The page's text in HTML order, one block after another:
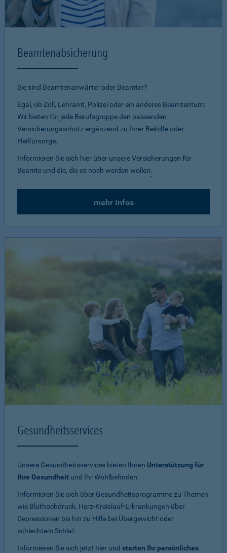
Beamtenabsicherung
Sie sind Beamtenanwärter oder Beamter?
Egal, ob Zoll, Lehramt, Polizei oder ein anderes Beamtentum:
Wir bieten für jede Berufsgruppe den passenden
Versicherungsschutz ergänzend zu Ihrer Beihilfe oder
Heilfürsorge.
Informieren Sie sich hier über unsere Versicherungen für
Beamte und die, die es noch werden wollen.
mehr Infos
Gesundheitsservices
Unsere Gesundheitsservices bieten Ihnen Unterstützung für
Ihre Gesundheit und Ihr Wohlbefinden.
Informieren Sie sich über Gesundheitsprogramme zu Themen
wie Bluthochdruck, Herz-Kreislauf-Erkrankungen über
Depressionen bis hin zu Hilfe bei Übergewicht oder
schlechtem Schlaf.
Informieren Sie sich jetzt hier und starten Ihr persönliches